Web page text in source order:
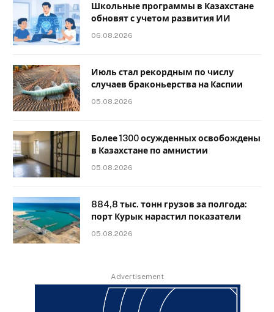
Школьные программы в Казахстане
обновят с учетом развития ИИ
06.08.2026
Июль стал рекордным по числу
случаев браконьерства на Каспии
05.08.2026
Более 1300 осужденных освобождены
в Казахстане по амнистии
05.08.2026
884,8 тыс. тонн грузов за полгода:
порт Курык нарастил показатели
05.08.2026
Advertisement